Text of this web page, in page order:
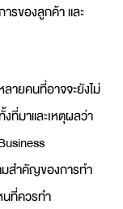
รของลูกค้า และ
ายคนที่อาจจะยังไม่
ที่มาและเหตุผลว่า
มสำคัญของการทำ
ที่ควรทำ